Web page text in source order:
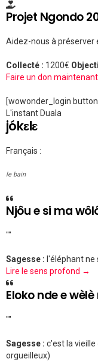
Projet Ngondo
Aidez-nous à préserver
Collecté : 1200€
Faire un don maintenant
[wowonder_login
L'instant Duala
jókɛlɛ
Français :
le bain
Njôu e si ma
""
Sagesse : l'éléphant
Lire le sens profond →
Eloko nde e
""
Sagesse : c'est la
orgueilleux)